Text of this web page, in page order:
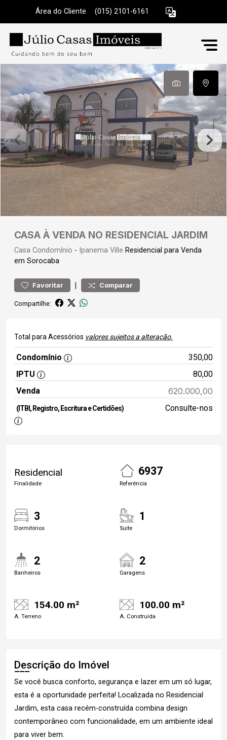
Área do Cliente (015) 2101-6161
CASA À VENDA NO RESIDENCIAL JARDIM
Casa Condomínio - Ipanema Ville Residencial para Venda
em Sorocaba
Favoritar | Comparar
Compartilhe:
Total para Acessórios valores sujeitos a alteração.
Condomínio
350,00
IPTU
80,00
Venda
620.000,00
(ITBI, Registro, Escritura e Certidões) Consulte-nos
Residencial
Finalidade
6937
Referência
3
Dormitórios
1
Suite
2
Banheiros
2
Garagens
154.00 m²
A. Terreno
100.00 m²
A. Construída
Descrição do Imóvel
Se você busca conforto, segurança e lazer em um só lugar,
esta é a oportunidade perfeita! Localizada no Residencial
Jardim, esta casa recém-construída combina design
contemporâneo com funcionalidade, em um ambiente ideal
para viver bem.